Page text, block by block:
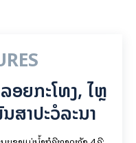
ອຍ​ກະ​ໂທງ, ໄຫຼ​
ສາ​ປະ​ວໍ​ລະ​ນາ